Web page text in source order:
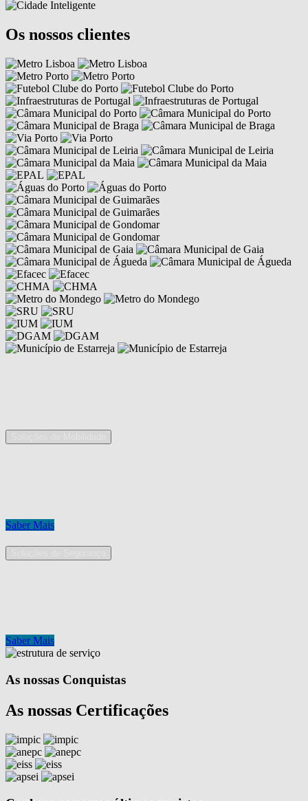
Os nossos clientes
Saber Mais
Saber Mais
As nossas Conquistas
As nossas Certificações